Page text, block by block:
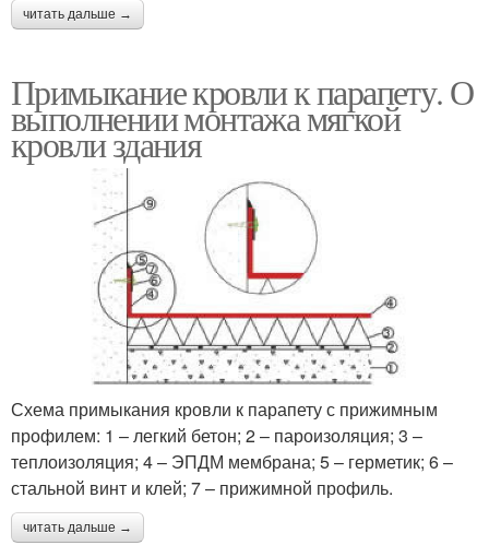
читать дальше →
Примыкание кровли к парапету. О
выполнении монтажа мягкой
кровли здания
Схема примыкания кровли к парапету с прижимным
профилем: 1 – легкий бетон; 2 – пароизоляция; 3 –
теплоизоляция; 4 – ЭПДМ мембрана; 5 – герметик; 6 –
стальной винт и клей; 7 – прижимной профиль.
читать дальше →